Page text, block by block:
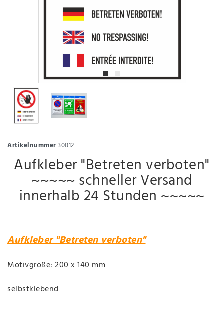
Artikelnummer30012
Aufkleber "Betreten verboten"
~~~~~ schneller Versand
innerhalb 24 Stunden ~~~~~
Aufkleber "Betreten verboten"
Motivgröße: 200 x 140 mm
selbstklebend